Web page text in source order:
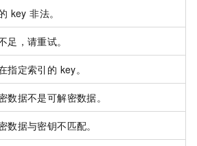
key 非法。
足，请重试。
指定索引的 key。
数据不是可解密数据。
数据与密钥不匹配。